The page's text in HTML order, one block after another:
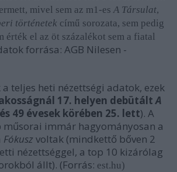
mivel sem az m1-es A Társulat,
történetek című sorozata, sem pedig
érték el az öt százalékot sem a fiatal
forrása: AGB Nilesen -
a teljes heti nézettségi adatok, ezek
17. helyen debütáltA
49 évesek körében 25. lett). A
műsorai immár hagyományosan a
Fókusz voltak (mindkettő bőven 2
nézettséggel, a top 10 kizárólag
állt). (Forrás: est.hu)